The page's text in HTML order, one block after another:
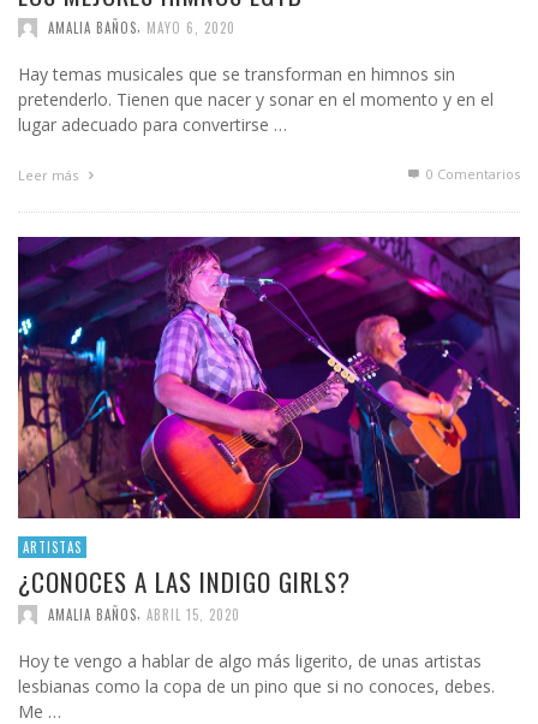
AMALIA BAÑOS MAYO 6, 2020
Hay temas musicales que se transforman en himnos sin
pretenderlo. Tienen que nacer y sonar en el momento y en el
lugar adecuado para convertirse …
Leer más 0 Comentarios
ARTISTAS
¿CONOCES A LAS INDIGO GIRLS?
AMALIA BAÑOS ABRIL 15, 2020
Hoy te vengo a hablar de algo más ligerito, de unas artistas
lesbianas como la copa de un pino que si no conoces, debes.
Me …